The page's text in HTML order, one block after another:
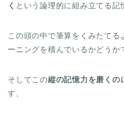
く という論理的に組み立てる記
この頭の中で筆算をくみたてる
ーニングを積んでいるかどうか
そしてこの縦の記憶力を磨くの
す、